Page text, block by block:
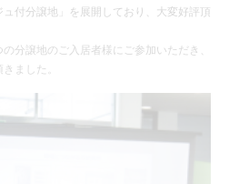
付分譲地」を展開しており、大変好評頂
分譲地のご入居者様にご参加いただき、
ました。